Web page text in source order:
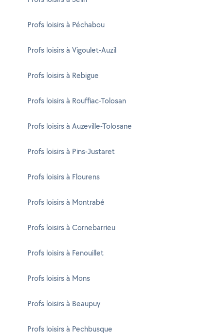
Profs loisirs à Péchabou
Profs loisirs à Vigoulet-Auzil
Profs loisirs à Rebigue
Profs loisirs à Rouffiac-Tolosan
Profs loisirs à Auzeville-Tolosane
Profs loisirs à Pins-Justaret
Profs loisirs à Flourens
Profs loisirs à Montrabé
Profs loisirs à Cornebarrieu
Profs loisirs à Fenouillet
Profs loisirs à Mons
Profs loisirs à Beaupuy
Profs loisirs à Pechbusque